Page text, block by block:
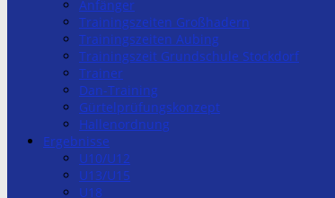
Anfänger
Trainingszeiten Großhadern
Trainingszeiten Aubing
Trainingszeit Grundschule Stockdorf
Trainer
Dan-Training
Gürtelprüfungskonzept
Hallenordnung
Ergebnisse
U10/U12
U13/U15
U18